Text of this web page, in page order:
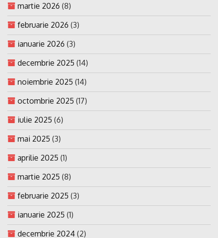
martie 2026 (8)
februarie 2026 (3)
ianuarie 2026 (3)
decembrie 2025 (14)
noiembrie 2025 (14)
octombrie 2025 (17)
iulie 2025 (6)
mai 2025 (3)
aprilie 2025 (1)
martie 2025 (8)
februarie 2025 (3)
ianuarie 2025 (1)
decembrie 2024 (2)